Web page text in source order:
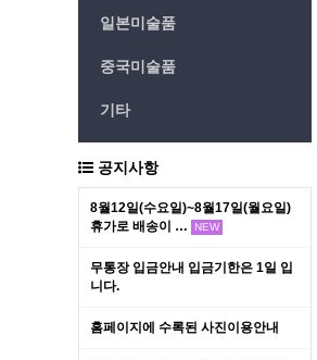
일본미술품
중국미술품
기타
공지사항
8월12일(수요일)~8월17일(월요일)
휴가로 배송이 …
NEW
무통장 입금안내 입금기한은 1일 입
니다.
홈페이지에 수록된 사진이용안내